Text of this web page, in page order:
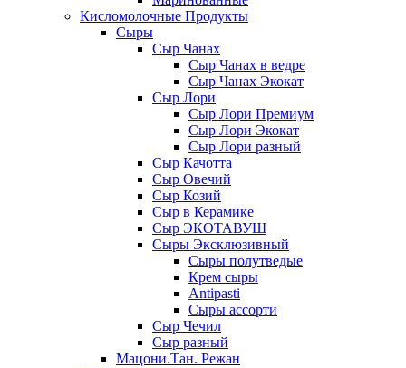
Кисломолочные Продукты
Сыры
Сыр Чанах
Сыр Чанах в ведре
Сыр Чанах Экокат
Сыр Лори
Сыр Лори Премиум
Сыр Лори Экокат
Сыр Лори разный
Сыр Качотта
Сыр Овечий
Сыр Козий
Сыр в Керамике
Сыр ЭКОТАВУШ
Сыры Эксклюзивный
Сыры полутведые
Крем сыры
Antipasti
Сыры ассорти
Сыр Чечил
Сыр разный
Мацони.Тан. Режан